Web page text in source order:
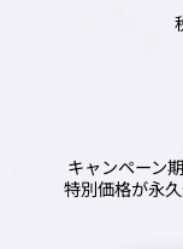
キャンペーン
特別価格が永久